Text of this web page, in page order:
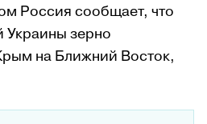
Россия сообщает, что
зерно
на Ближний Восток,